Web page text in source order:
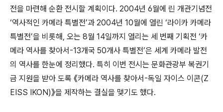
전을 마련해 순환 전시할 계획이다. 2004년 6월에 린 개관기념전
‘역사적인 카메라 특별전’과 2004년 10월에 열린 ‘라이카 카메라
특별전’을 비롯해, 오는 8월 14일까지 열리는 세 번째 기획전 ‘카
메라 역사를 찾아서-13개국 50개사 특별전’은 세계 카메라 발전
의 역사를 한눈에 정리했다. 특히 이번 전시는 문화관광부 복권기
금 지원을 받아 도록 《카메라 역사를 찾아서-독일 자이스 이콘(Z
EISS IKON)》을 제작하는 결실을 맺기도 했다.